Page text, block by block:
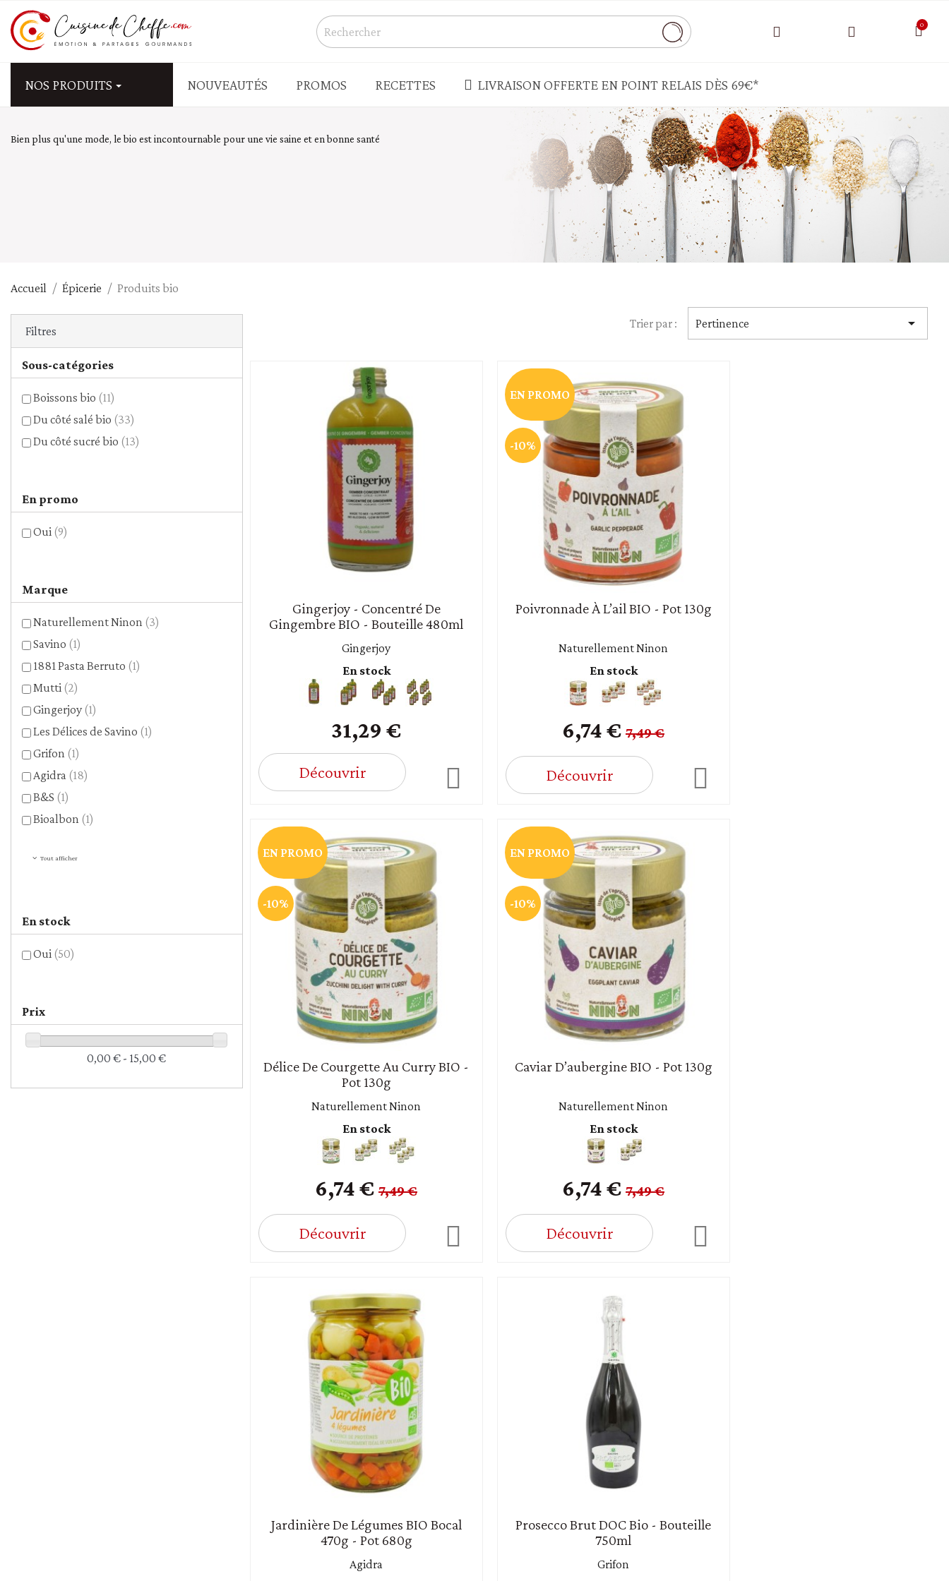
NOS PRODUITS
Légumes secs
CONSERVES - BOCAUX
Terrines - pâtés - foie gras
CONDIMENTS - SAUCE - AIDES CULINAIRES
Bouillon - chapelure
Cornichons - câpres -pickels
Ghee - autres matières grasses
Moutarde - mayonnaise - ketchup
Sauce tomate - pesto - crème de légumes
Epices - herbes aromatiques - sel - poivre
Huiles
NOUVEAUTÉS PROMOS RECETTES LIVRAISON OFFERTE EN POINT RELAIS DÈS 69€*
Bien plus qu'une mode, le bio est incontournable pour une vie saine et en bonne santé
Accueil Épicerie Produits bio
Filtres
Sous-catégories
Boissons bio (11)
Du côté salé bio (33)
Du côté sucré bio (13)
En promo
Oui (9)
Marque
Naturellement Ninon (3)
Savino (1)
1881 Pasta Berruto (1)
Mutti (2)
Gingerjoy(1)
Les Délices de Savino (1)
Grifon (1)
Agidra (18)
B&S (1)
Bioalbon (1)
Tout afficher
En stock
Oui (50)
Prix
0,00 € - 15,00 €
Trier par : Pertinence 
Gingerjoy - Concentré De
Gingembre BIO - Bouteille 480ml
Gingerjoy
En stock
31,29 €
Découvrir
Poivronnade À L’ail BIO - Pot 130g
Naturellement Ninon
En stock
6,74 € 7,49 €
Découvrir
EN PROMO
-10%
Délice De Courgette Au Curry BIO -
Pot 130g
Naturellement Ninon
En stock
6,74 € 7,49 €
Découvrir
EN PROMO
-10%
Caviar D’aubergine BIO - Pot 130g
Naturellement Ninon
En stock
6,74 € 7,49 €
Découvrir
EN PROMO
-10%
Jardinière De Légumes BIO Bocal
470g - Pot 680g
Agidra
Prosecco Brut DOC Bio - Bouteille
750ml
Grifon